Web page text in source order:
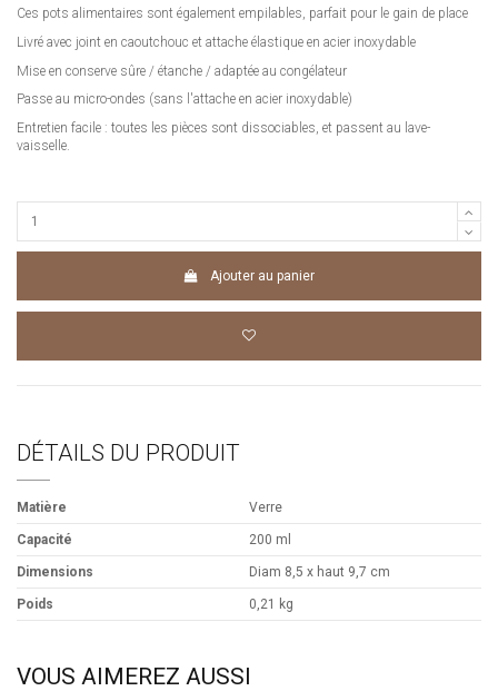
Ces pots alimentaires sont également empilables, parfait pour le gain de place
Livré avec joint en caoutchouc et attache élastique en acier inoxydable
Mise en conserve sûre / étanche / adaptée au congélateur
Passe au micro-ondes (sans l'attache en acier inoxydable)
Entretien facile : toutes les pièces sont dissociables, et passent au lave-
vaisselle.
Ajouter au panier
DÉTAILS DU PRODUIT
Matière Verre
Capacité 200 ml
Dimensions Diam 8,5 x haut 9,7 cm
Poids 0,21 kg
VOUS AIMEREZ AUSSI